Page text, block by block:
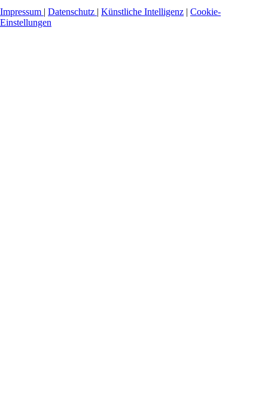
Impressum | Datenschutz | Künstliche Intelligenz | Cookie-
Einstellungen